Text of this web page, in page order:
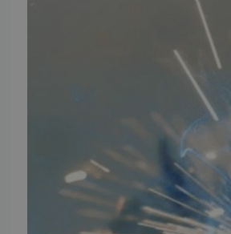
TMP
Ansøg om at blive
Energiberegner
Artikler
Cookie og
Salgs- og
Vores brands